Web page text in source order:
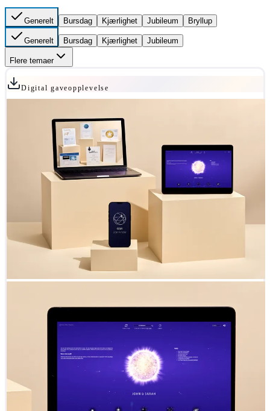
Generelt Bursdag Kjærlighet Jubileum Bryllup
Generelt Bursdag Kjærlighet Jubileum
Flere temaer
Digital gaveopplevelse